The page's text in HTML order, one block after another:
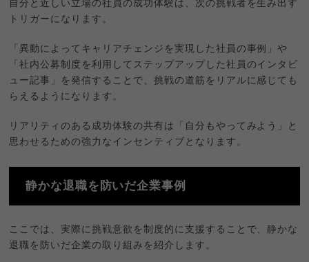
自分と近しい立場の社員の成功体験は、次の挑戦者を生み出す
トリガーになります。
「異動によってキャリアチェンジを実現した社員の事例」や
「社内公募制度を利用してステップアップした社員のインタビ
ュー記事」を発信することで、挑戦の道筋をリアルに感じても
らえるようになります。
リアリティのある成功体験の共有は「自分もやってみよう」と
思わせるための強力なインセンティブとなります。
静かな退職を防いだ企業事例
ここでは、実際に挑戦意欲を制度的に支援することで、静かな
退職を防いだ企業の取り組みを紹介します。